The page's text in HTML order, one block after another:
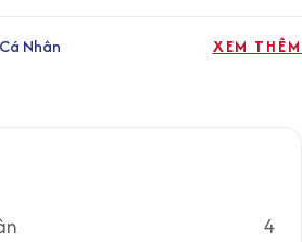
4
Nhân XEM THÊM